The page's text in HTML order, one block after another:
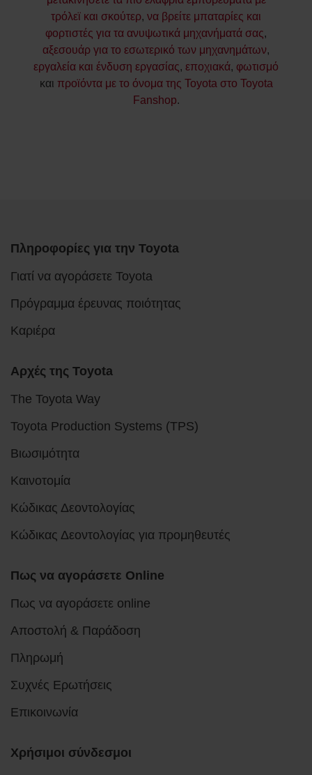
τρόλεϊ και σκούτερ, να βρείτε μπαταρίες και
φορτιστές για τα ανυψωτικά μηχανήματά σας,
αξεσουάρ για το εσωτερικό των μηχανημάτων,
εργαλεία και ένδυση εργασίας, εποχιακά, φωτισμό
και προϊόντα με το όνομα της Toyota στο Toyota
Fanshop.
Πληροφορίες για την Toyota
Γιατί να αγοράσετε Toyota
Πρόγραμμα έρευνας ποιότητας
Καριέρα
Αρχές της Toyota
The Toyota Way
Toyota Production Systems (TPS)
Βιωσιμότητα
Καινοτομία
Κώδικας Δεοντολογίας
Κώδικας Δεοντολογίας για προμηθευτές
Πως να αγοράσετε Online
Πως να αγοράσετε online
Αποστολή & Παράδοση
Πληρωμή
Συχνές Ερωτήσεις
Επικοινωνία
Χρήσιμοι σύνδεσμοι